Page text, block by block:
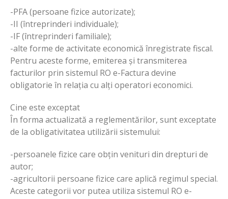
-PFA (persoane fizice autorizate);
-II (întreprinderi individuale);
-IF (întreprinderi familiale);
-alte forme de activitate economică înregistrate fiscal.
Pentru aceste forme, emiterea și transmiterea
facturilor prin sistemul RO e-Factura devine
obligatorie în relația cu alți operatori economici.
Cine este exceptat
În forma actualizată a reglementărilor, sunt exceptate
de la obligativitatea utilizării sistemului:
-persoanele fizice care obțin venituri din drepturi de
autor;
-agricultorii persoane fizice care aplică regimul special.
Aceste categorii vor putea utiliza sistemul RO e-